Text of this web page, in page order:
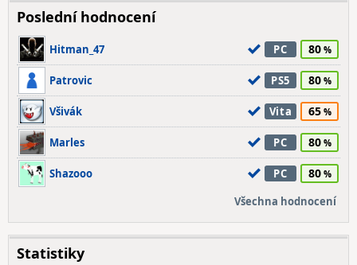
Poslední hodnocení
Hitman_47 PC 80
Patrovic PS5 80
Všivák Vita 65
Marles PC 80
Shazooo PC 80
Všechna hodnocení
Statistiky